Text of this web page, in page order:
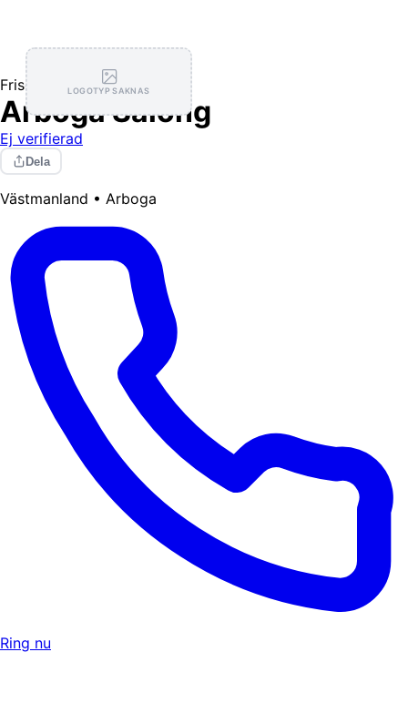
LOGOTYP SAKNAS
Frisörer
Arboga Salong
Ej verifierad
Dela
Västmanland • Arboga
Ring nu